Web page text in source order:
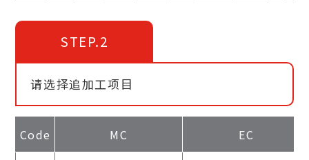
STEP.2
请选择追加工项目
Code MC EC